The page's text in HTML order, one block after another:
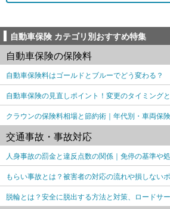
自動車保険 カテゴリ別おすすめ特集
自動車保険の保険料
自動車保険料はゴールドとブルーでどう変わる？
自動車保険の見直しポイント！変更のタイミング
クラウンの保険料相場と節約術｜年代別・車両保
交通事故・事故対応
人身事故の罰金と違反点数の関係｜免停の基準や
もらい事故とは？被害者の対応の流れや損しない
脱輪とは？安全に脱出する方法と対策、ロードサ